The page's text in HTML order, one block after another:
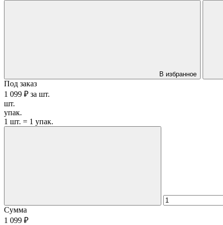
В избранное
Под заказ
1 099 ₽ за шт.
шт.
упак.
1 шт. = 1 упак.
Сумма
1 099 ₽